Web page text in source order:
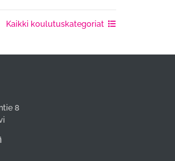
Kaikki koulutuskategoriat
8